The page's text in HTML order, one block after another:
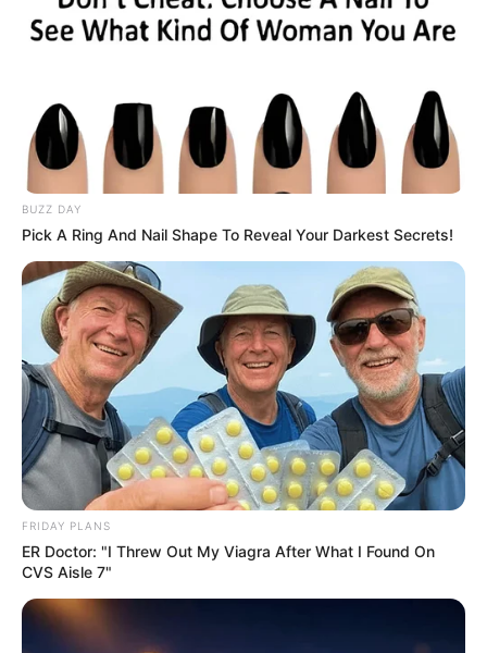
ΔΙΕΘΝΗ ΣΗΜΑΝΤΙΚΕΣ ΕΙΔΗΣΕΙΣ
Αυτό θα είναι το τέλος του Τουρκικού
στρατού στην Κύπρο
«Σχέδιο-φωτιά» από Ισραήλ για στρατιωτική επιχείρηση
στη Βόρεια Κύπρο – «Θα είναι το τέλος του τουρκικού
στρατού στο νησί!»… Τελικά μήπως όλοι δουλεύουν για
εμάς;;;...
BUZZ DAY
Pick A Ring And Nail Shape To Reveal Your Darkest Secrets!
FRIDAY PLANS
ER Doctor: "I Threw Out My Viagra After What I Found On
CVS Aisle 7"